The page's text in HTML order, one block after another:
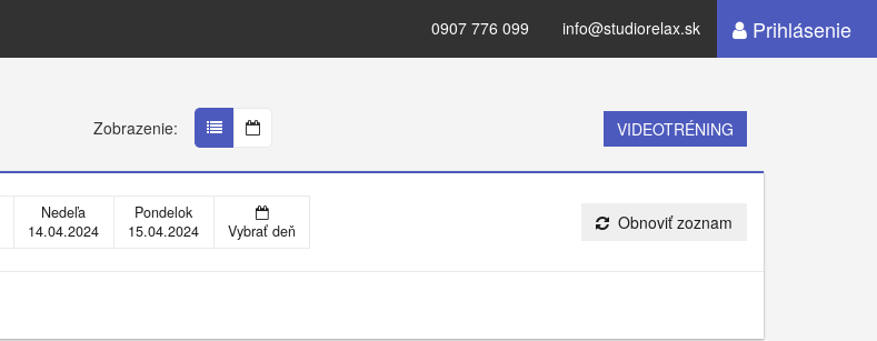
Prihlásenie
0907 776 099 info@studiorelax.sk
Zobrazenie: VIDEOTRÉNING
Nedeľa
14.04.2024
Pondelok
15.04.2024
Vybrať deň Obnoviť zoznam